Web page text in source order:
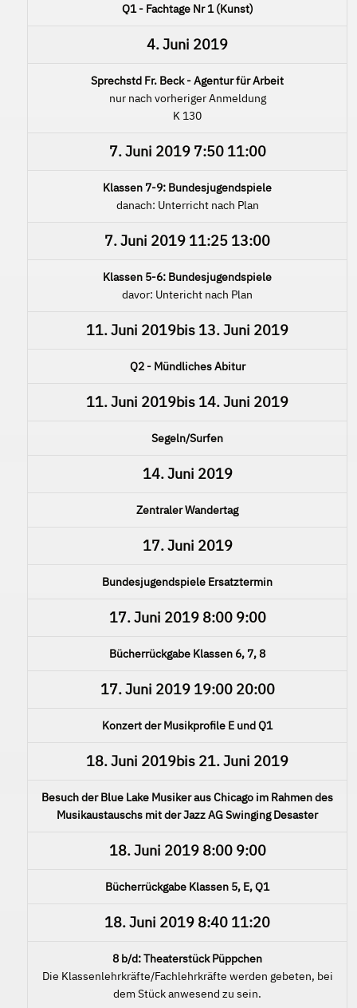
Q1 - Fachtage Nr 1 (Kunst)
4. Juni 2019
Sprechstd Fr. Beck - Agentur für Arbeit
nur nach vorheriger Anmeldung
K 130
7. Juni 20197:50 11:00
Klassen 7-9: Bundesjugendspiele
danach: Unterricht nach Plan
7. Juni 2019 11:25 13:00
Klassen 5-6: Bundesjugendspiele
davor: Untericht nach Plan
11. Juni 2019bis 13. Juni 2019
Q2 - Mündliches Abitur
11. Juni 2019bis 14. Juni 2019
Segeln/Surfen
14. Juni 2019
Zentraler Wandertag
17. Juni 2019
Bundesjugendspiele Ersatztermin
17. Juni 20198:00 9:00
Bücherrückgabe Klassen 6, 7, 8
17. Juni 201919:00 20:00
Konzert der Musikprofile E und Q1
18. Juni 2019bis 21. Juni 2019
Besuch der Blue Lake Musiker aus Chicago im Rahmen des
Musikaustauschs mit der Jazz AG Swinging Desaster
18. Juni 20198:00 9:00
Bücherrückgabe Klassen 5, E, Q1
18. Juni 2019 8:40 11:20
8 b/d: Theaterstück Püppchen
Die Klassenlehrkräfte/Fachlehrkräfte werden gebeten, bei
dem Stück anwesend zu sein.